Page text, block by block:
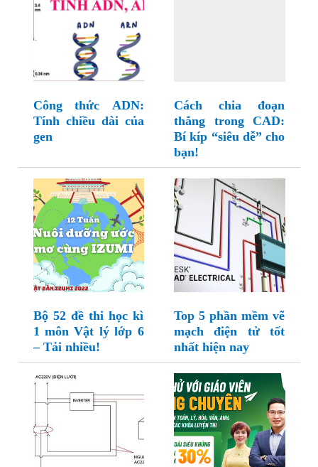
Công thức ADN:
Tính chiều dài của
gen
Cách chia đoạn
thẳng trong CAD:
Bí kíp “siêu dễ” cho
bạn!
Bộ 52 đề thi học kì
1 môn Vật lý lớp 6
– Tải nhiều!
Top 5 phần mềm vẽ
mạch điện tử tốt
nhất hiện nay